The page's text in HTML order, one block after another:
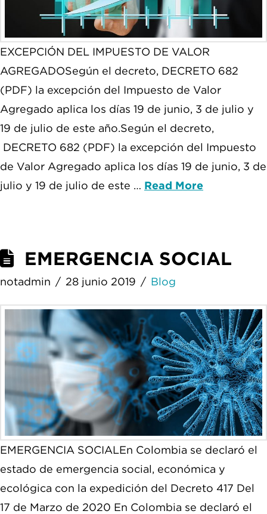
EXCEPCIÓN DEL IMPUESTO DE VALOR
AGREGADOSegún el decreto, DECRETO 682
(PDF) la excepción del Impuesto de Valor
Agregado aplica los días 19 de junio, 3 de julio y
19 de julio de este año.Según el decreto,
DECRETO 682 (PDF) la excepción del Impuesto
de Valor Agregado aplica los días 19 de junio, 3 de
julio y 19 de julio de este … Read More
EMERGENCIA SOCIAL
notadmin 28 junio 2019 Blog
EMERGENCIA SOCIALEn Colombia se declaró el
estado de emergencia social, económica y
ecológica con la expedición del Decreto 417 Del
17 de Marzo de 2020 En Colombia se declaró el